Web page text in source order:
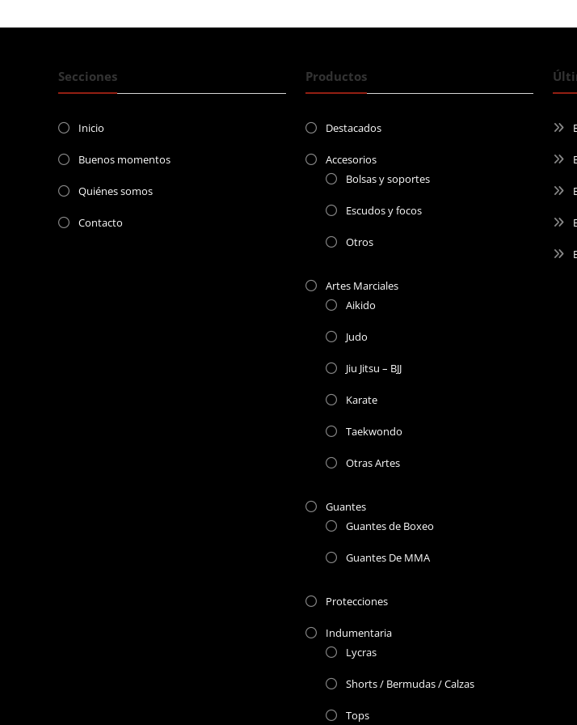
Secciones
Inicio
Buenos momentos
Quiénes somos
Contacto
Productos
Destacados
Accesorios
Bolsas y soportes
Escudos y focos
Otros
Artes Marciales
Aikido
Judo
Jiu Jitsu – BJJ
Karate
Taekwondo
Otras Artes
Guantes
Guantes de Boxeo
Guantes De MMA
Protecciones
Indumentaria
Lycras
Shorts / Bermudas / Calzas
Tops